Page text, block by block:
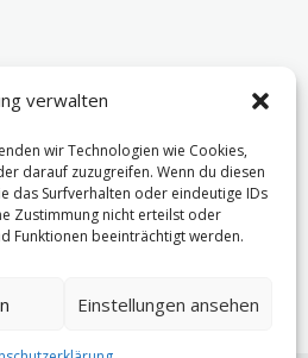
verwalten
wir Technologien wie Cookies,
darauf zuzugreifen. Wenn du diesen
das Surfverhalten oder eindeutige IDs
Zustimmung nicht erteilst oder
Funktionen beeinträchtigt werden.
Einstellungen ansehen